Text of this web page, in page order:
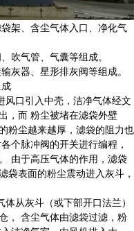
架、含尘气体入口、净化气
气管、气囊等组成。
器、星形排灰阀等组成。
口引入中壳，洁净气体经文
，而 粉尘被堵在滤袋外壁
粉尘越来越厚，滤袋的阻力也
个脉冲阀的开关进行编程，
由于高压气体的作用，滤袋
袋表面的粉尘震动进入灰斗，
从灰斗（或下部开口法兰）
， 含尘气体由滤袋过滤，粉